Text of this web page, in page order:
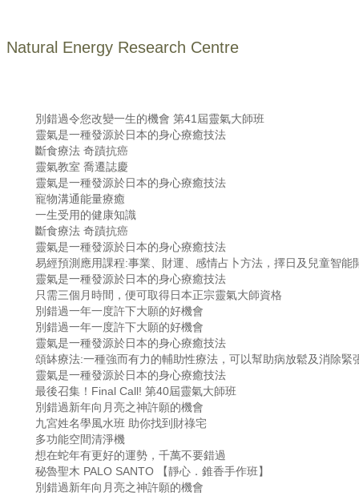
Natural Energy Research Centre
別錯過令您改變一生的機會 第41屆靈氣大師班
靈氣是一種發源於日本的身心療癒技法
斷食療法 奇蹟抗癌
靈氣教室 喬遷誌慶
靈氣是一種發源於日本的身心療癒技法
寵物溝通能量療癒
一生受用的健康知識
斷食療法 奇蹟抗癌
靈氣是一種發源於日本的身心療癒技法
易經預測應用課程:事業、財運、感情占卜方法，擇日及兒童智能
靈氣是一種發源於日本的身心療癒技法
只需三個月時間，便可取得日本正宗靈氣大師資格
別錯過一年一度許下大願的好機會
別錯過一年一度許下大願的好機會
靈氣是一種發源於日本的身心療癒技法
頌缽療法:一種強而有力的輔助性療法，可以幫助病放鬆及消除緊
靈氣是一種發源於日本的身心療癒技法
最後召集！Final Call! 第40屆靈氣大師班
別錯過新年向月亮之神許願的機會
九宮姓名學風水班 助你找到財祿宅
多功能空間清淨機
想在蛇年有更好的運勢，千萬不要錯過
秘魯聖木 PALO SANTO 【靜心．錐香手作班】
別錯過新年向月亮之神許願的機會